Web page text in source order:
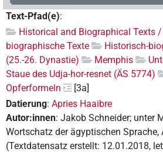
Text-Pfad(e):
Historical and Biographical Texts
biographische Texte
Historisch-
(25.-26. Dynastie)
Memphis
Staue des Udja-hor-resnet (ÄS 5774)
Opferformeln
[3a]
Datierung: Apries Haaibre
Autor:innen: Jakob Schneider; unter
Wortschatz der ägyptischen Sprache,
(Textdatensatz erstellt: 12.01.2018,